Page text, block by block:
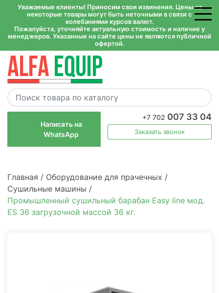
Уважаемые клиенты! Приносим свои извинения. Цены на
некоторые товары могут быть неточными в связи с
колебаниями курсов валют.
Пожалуйста, уточняйте актуальную стоимость и наличие у
менеджеров. Указанные на сайте цены не являются публичной
офертой.
Написать на
WhatsApp
+7 702 007 33 04
Заказать звонок
Главная / Оборудование для прачечных /
Сушильные машины /
Промышленный сушильный барабан Easy line мод.
ES 36 загрузочной массой 36 кг.